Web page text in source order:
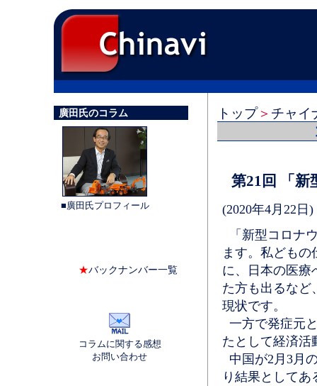
廣田氏のコラム
■廣田氏プロフィール
★バックナンバー一覧
コラムに関する感想
お問い合わせ
トップ＞ チャイ
第21回 「
(2020年4月22日)
「新型コロナ
ます。私ども
に、日本の医療
た方も出るなど
現状です。
一方で発症元
たとして経済活
中国が2月3月
り結果として